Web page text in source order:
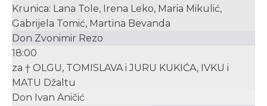
Krunica: Lana Tole, Irena Leko, Maria Mikulić,
Gabrijela Tomić, Martina Bevanda
Don Zvonimir Rezo
18:00
za † OLGU, TOMISLAVA i JURU KUKIĆA, IVKU i
MATU Džaltu
Don Ivan Aničić